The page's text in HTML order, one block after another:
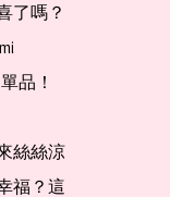
了嗎？
品！
絲絲涼
福？這